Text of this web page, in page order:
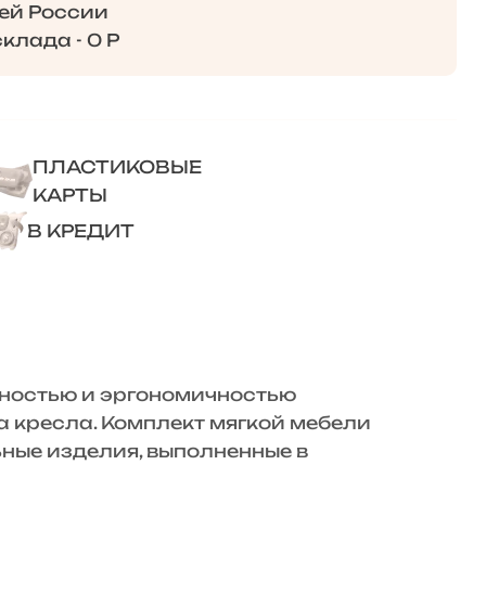
России
- 0 Р
ПЛАСТИКОВЫЕ
КАРТЫ
В КРЕДИТ
и эргономичностью
кресла. Комплект мягкой мебели
изделия, выполненные в